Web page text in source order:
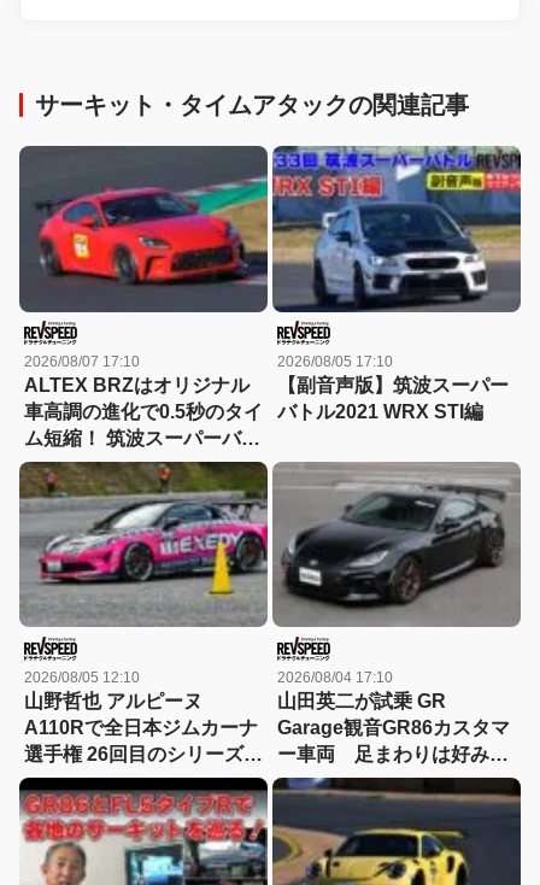
サーキット・タイムアタックの関連記事
2026/08/07 17:10
ALTEX BRZはオリジナル
車高調の進化で0.5秒のタイ
ム短縮！ 筑波スーパーバト
ル2025参戦車両紹介
2026/08/05 17:10
【副音声版】筑波スーパー
バトル2021 WRX STI編
2026/08/05 12:10
山野哲也 アルピーヌ
A110Rで全日本ジムカーナ
選手権 26回目のシリーズチ
ャンピオンを獲得 連続タ
イトル記録も更新
2026/08/04 17:10
山田英二が試乗 GR
Garage観音GR86カスタマ
ー車両 足まわりは好み！
GTウイングはもっと活かせ